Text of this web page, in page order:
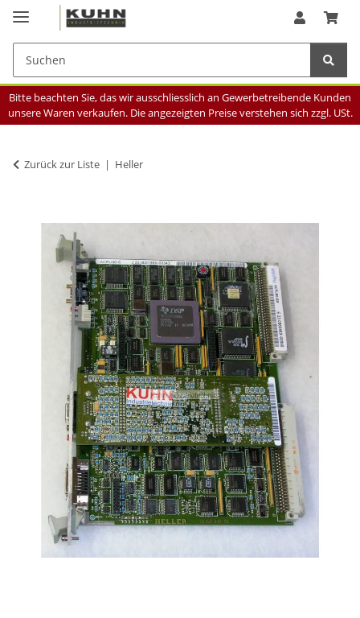
Bitte beachten Sie, das wir ausschliesslich an Gewerbetreibende Kunden
unsere Waren verkaufen. Die angezeigten Preise verstehen sich zzgl. USt.
Zurück zur Liste Heller